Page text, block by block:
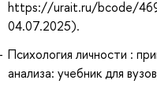
https://urait.ru/bcode/
04.07.2025).
Психология личности :
анализа: учебник для